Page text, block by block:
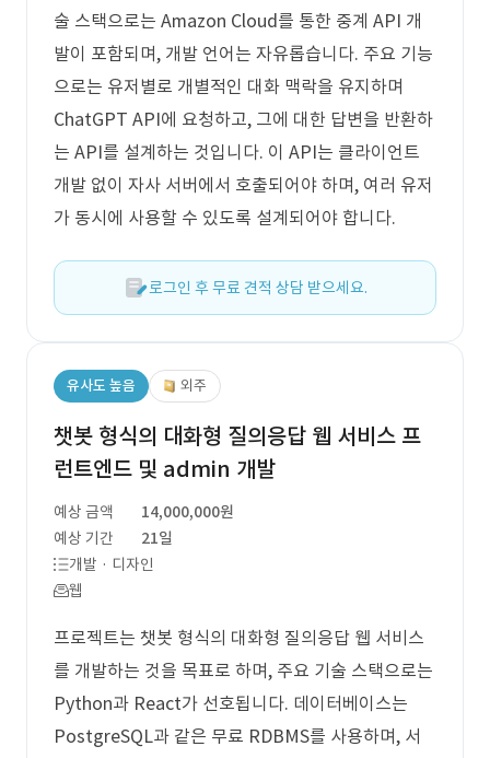
술 스택으로는 Amazon Cloud를 통한 중계 API 개
발이 포함되며, 개발 언어는 자유롭습니다. 주요 기능
으로는 유저별로 개별적인 대화 맥락을 유지하며
ChatGPT API에 요청하고, 그에 대한 답변을 반환하
는 API를 설계하는 것입니다. 이 API는 클라이언트
개발 없이 자사 서버에서 호출되어야 하며, 여러 유저
가 동시에 사용할 수 있도록 설계되어야 합니다.
로그인 후 무료 견적 상담 받으세요.
유사도 높음 외주
챗봇 형식의 대화형 질의응답 웹 서비스 프
런트엔드 및 admin 개발
예상 금액
14,000,000원
예상 기간
21일
개발 · 디자인
웹
프로젝트는 챗봇 형식의 대화형 질의응답 웹 서비스
를 개발하는 것을 목표로 하며, 주요 기술 스택으로는
Python과 React가 선호됩니다. 데이터베이스는
PostgreSQL과 같은 무료 RDBMS를 사용하며, 서